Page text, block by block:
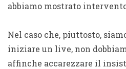
abbiamo mostrato
Nel caso che, piuttosto,
iniziare un live, non
affinche accarezzare il